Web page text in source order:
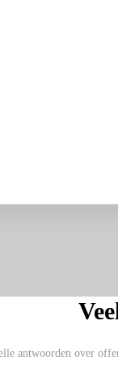
antwoorden over